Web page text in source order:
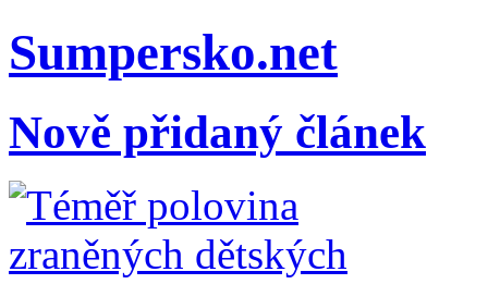
Sumpersko.net
Nově přidaný článek